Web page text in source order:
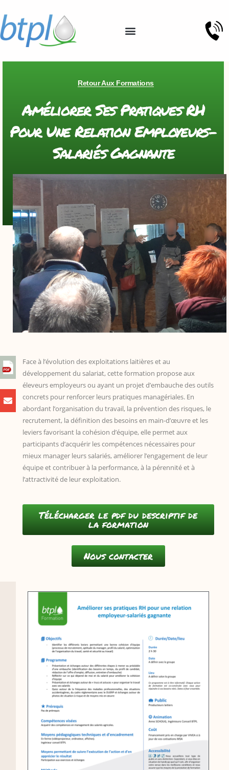
Retour Aux Formations
Améliorer Ses Pratiques RH
Pour Une Relation Employeurs-
Salariés Gagnante
Face à l’évolution des exploitations laitières et au
développement du salariat, cette formation propose aux
éleveurs employeurs ou ayant un projet d’embauche des outils
concrets pour renforcer leurs pratiques managériales. En
abordant l’organisation du travail, la prévention des risques, le
recrutement, la définition des besoins en main-d’œuvre et les
leviers favorisant la cohésion d’équipe, elle permet aux
participants d’acquérir les compétences nécessaires pour
mieux manager leurs salariés, améliorer l’engagement de leur
équipe et contribuer à la performance, à la pérennité et à
l’attractivité de leur exploitation.
Télécharger le pdf du descriptif de
la formation
Nous contacter